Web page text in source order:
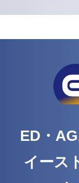
ED・
イース